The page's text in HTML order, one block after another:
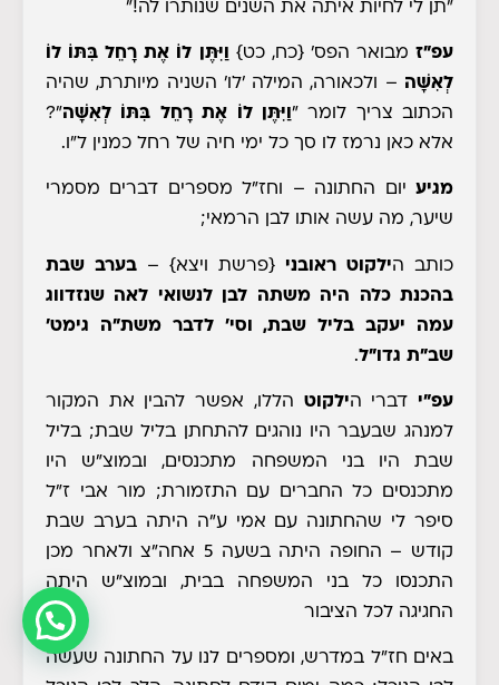
"תן לי לחיות איתה את השנים שנותרו לה!"
עפ"ז מבואר הפס'{כח, כט}
וַיִּתֶּן לוֹ אֶת רָחֵל בִּתּוֹ לוֹ
לְאִשָּׁה – ולכאורה, המילה 'לו' השניה מיותרת, שהיה
הכתוב צריך לומר " וַיִּתֶּן לוֹ אֶת רָחֵל בִּתּוֹ לְאִשָּׁה"?
אלא כאן נרמז לו סך כל ימי חיה של רחל כמנין ל"ו.
מגיע יום החתונה – וחז"ל מספרים דברים מסמרי
שיער, מה עשה אותו לבן הרמאי;
כותב הילקוט ראובני {פרשת ויצא} – בערב שבת
בהכנת כלה היה משתה לבן לנשואי לאה שנזדווג
עמה יעקב בליל שבת, וסי' לדבר משת"ה גימט'
שב"ת גדו"ל.
עפ"י דברי הילקוט הללו, אפשר להבין את המקור
למנהג שבעבר היו נוהגים להתחתן בליל שבת; בליל
שבת היו בני המשפחה מתכנסים, ובמוצ"ש היו
מתכנסים כל החברים עם התזמורת; מור אבי ז"ל
סיפר לי שהחתונה עם אמי ע"ה היתה בערב שבת
קודש – החופה היתה בשעה 5 אחה"צ ולאחר מכן
התכנסו כל בני המשפחה בבית, ובמוצ"ש היתה
החגיגה לכל הציבור
באים חז"ל במדרש, ומספרים לנו על החתונה שעשה